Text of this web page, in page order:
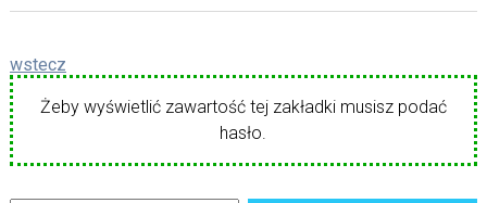
wstecz
Żeby wyświetlić zawartość tej zakładki musisz podać
hasło.